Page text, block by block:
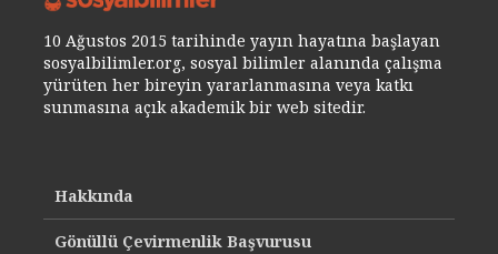
10 Ağustos 2015 tarihinde yayın hayatına başlayan
sosyalbilimler.org, sosyal bilimler alanında çalışma
yürüten her bireyin yararlanmasına veya katkı
sunmasına açık akademik bir web sitedir.
Hakkında
Gönüllü Çevirmenlik Başvurusu